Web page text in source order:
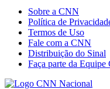
Sobre a CNN
Política de
Termos de Uso
Fale com a CNN
Distribuição do Sinal
Faça parte da Equipe